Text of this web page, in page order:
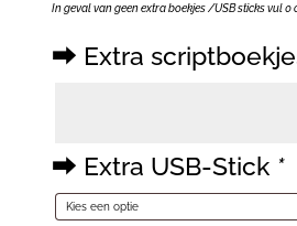
In geval van geen extra boekjes /USB sticks vul 0
⮕ Extra
stuk
⮕ Extra USB-Stick *